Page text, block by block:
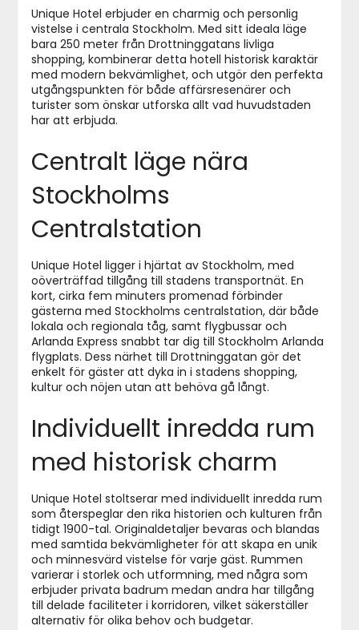
Unique Hotel erbjuder en charmig och personlig
vistelse i centrala Stockholm. Med sitt ideala läge
bara 250 meter från Drottninggatans livliga
shopping, kombinerar detta hotell historisk karaktär
med modern bekvämlighet, och utgör den perfekta
utgångspunkten för både affärsresenärer och
turister som önskar utforska allt vad huvudstaden
har att erbjuda.
Centralt läge nära
Stockholms
Centralstation
Unique Hotel ligger i hjärtat av Stockholm, med
oöverträffad tillgång till stadens transportnät. En
kort, cirka fem minuters promenad förbinder
gästerna med Stockholms centralstation, där både
lokala och regionala tåg, samt flygbussar och
Arlanda Express snabbt tar dig till Stockholm Arlanda
flygplats. Dess närhet till Drottninggatan gör det
enkelt för gäster att dyka in i stadens shopping,
kultur och nöjen utan att behöva gå långt.
Individuellt inredda rum
med historisk charm
Unique Hotel stoltserar med individuellt inredda rum
som återspeglar den rika historien och kulturen från
tidigt 1900-tal. Originaldetaljer bevaras och blandas
med samtida bekvämligheter för att skapa en unik
och minnesvärd vistelse för varje gäst. Rummen
varierar i storlek och utformning, med några som
erbjuder privata badrum medan andra har tillgång
till delade faciliteter i korridoren, vilket säkerställer
alternativ för olika behov och budgetar.